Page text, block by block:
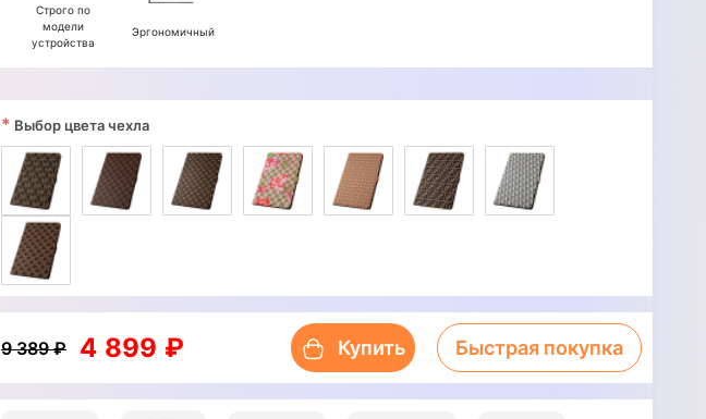
Строго по
модели
устройства
Эргономичный
* Выбор цвета чехла
4 899 ₽
9 389 ₽ Купить Быстрая покупка